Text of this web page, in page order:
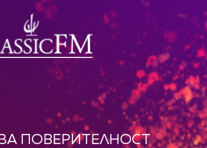
ПОВЕРИТЕЛНОСТ